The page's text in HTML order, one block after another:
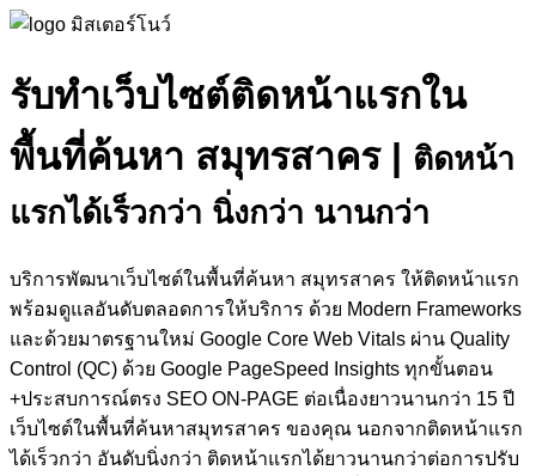
รับทำเว็บไซต์ติดหน้าแรกใน
พื้นที่ค้นหา สมุทรสาคร| ติดหน้า
แรกได้เร็วกว่า นิ่งกว่า นานกว่า
บริการพัฒนาเว็บไซต์ในพื้นที่ค้นหา สมุทรสาคร ให้ติดหน้าแรก
พร้อมดูแลอันดับตลอดการให้บริการ ด้วย Modern Frameworks
และด้วยมาตรฐานใหม่ Google Core Web Vitals ผ่าน Quality
Control (QC) ด้วย Google PageSpeed Insights ทุกขั้นตอน
+ประสบการณ์ตรง SEO ON-PAGE ต่อเนื่องยาวนานกว่า 15 ปี
เว็บไซต์ในพื้นที่ค้นหาสมุทรสาคร ของคุณ นอกจากติดหน้าแรก
ได้เร็วกว่า อันดับนิ่งกว่า ติดหน้าแรกได้ยาวนานกว่าต่อการปรับ